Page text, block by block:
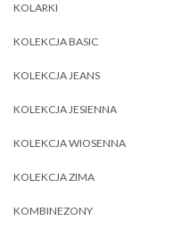
KOLARKI
KOLEKCJA BASIC
KOLEKCJA JEANS
KOLEKCJA JESIENNA
KOLEKCJA WIOSENNA
KOLEKCJA ZIMA
KOMBINEZONY